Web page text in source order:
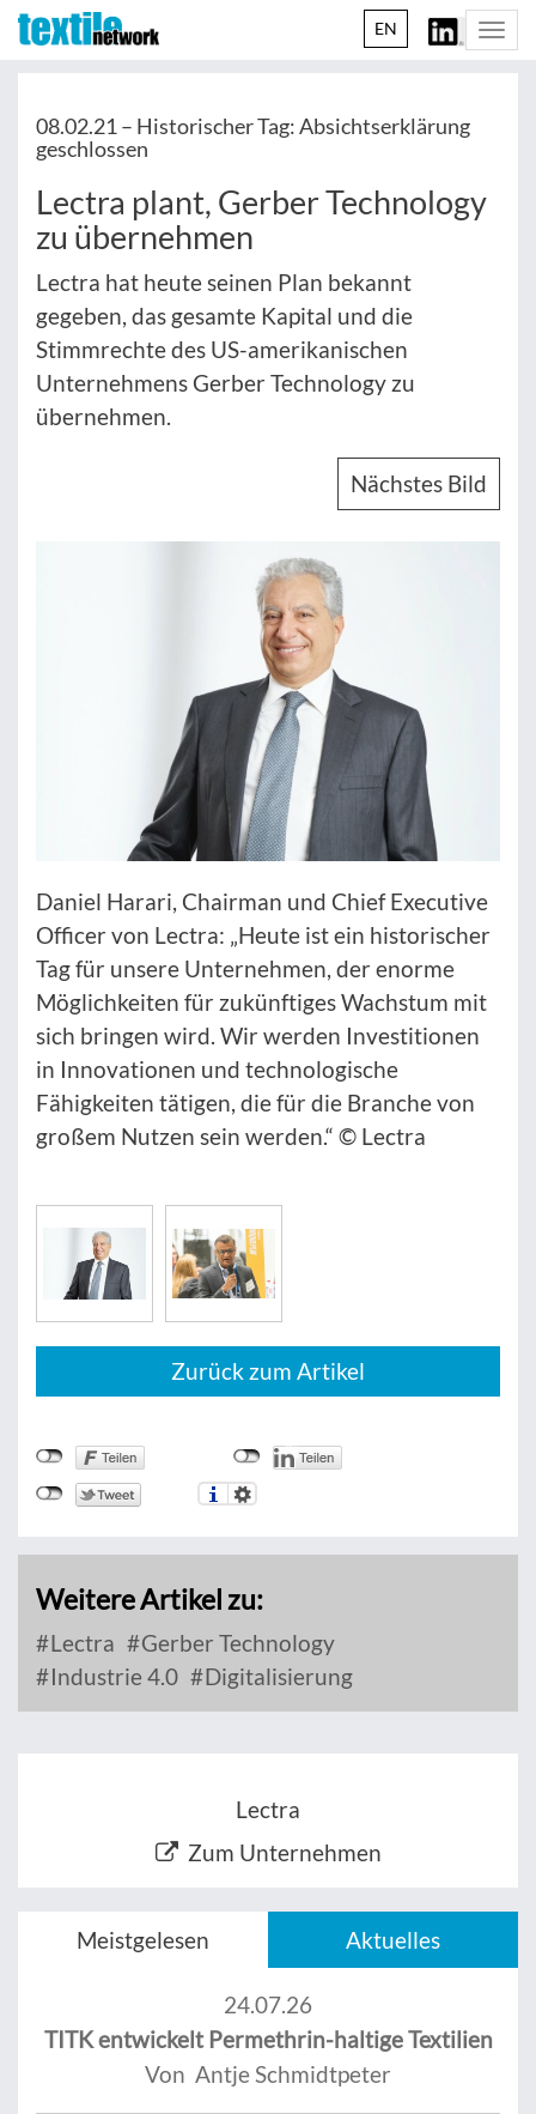
EN
08.02.21 – Historischer Tag: Absichtserklärung
geschlossen
Lectra plant, Gerber Technology
zu übernehmen
Lectra hat heute seinen Plan bekannt
gegeben, das gesamte Kapital und die
Stimmrechte des US-amerikanischen
Unternehmens Gerber Technology zu
übernehmen.
Nächstes Bild
Daniel Harari, Chairman und Chief Executive
Officer von Lectra: „Heute ist ein historischer
Tag für unsere Unternehmen, der enorme
Möglichkeiten für zukünftiges Wachstum mit
sich bringen wird. Wir werden Investitionen
in Innovationen und technologische
Fähigkeiten tätigen, die für die Branche von
großem Nutzen sein werden.“ © Lectra
Zurück zum Artikel
Weitere Artikel zu:
Lectra
Gerber Technology
Industrie 4.0
Digitalisierung
Lectra
Zum Unternehmen
Meistgelesen Aktuelles
24.07.26
TITK entwickelt Permethrin-haltige Textilien
Von Antje Schmidtpeter